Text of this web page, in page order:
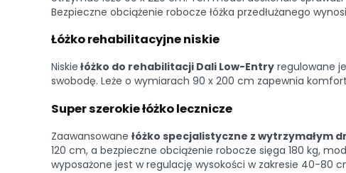
Bezpieczne obciążenie robocze łóżka przedłużanego
Łóżko rehabilitacyjne niskie
Niskie łóżko do rehabilitacji Dali Low-Entry regulowane
swobodę. Leże o wymiarach 90 x 200 cm zapewnia
Super szerokie łóżko lecznicze
Zaawansowane łóżko specjalistyczne z wytrzymałym
120 cm, a bezpieczne obciążenie robocze sięga 180 kg,
wyposażone jest w regulację wysokości w zakresie 40-80